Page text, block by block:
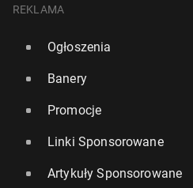
REKLAMA
Ogłoszenia
Banery
Promocje
Linki Sponsorowane
Artykuły Sponsorowane